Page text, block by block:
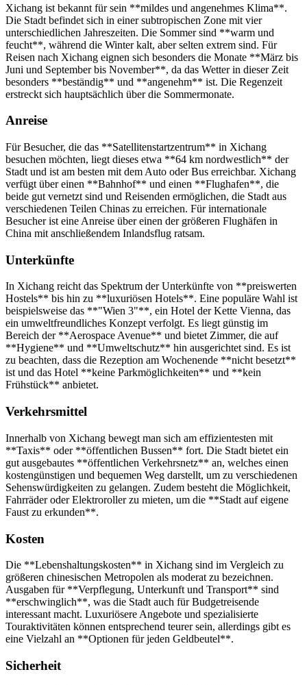
Xichang ist bekannt für sein **mildes und angenehmes Klima**.
Die Stadt befindet sich in einer subtropischen Zone mit vier
unterschiedlichen Jahreszeiten. Die Sommer sind **warm und
feucht**, während die Winter kalt, aber selten extrem sind. Für
Reisen nach Xichang eignen sich besonders die Monate **März bis
Juni und September bis November**, da das Wetter in dieser Zeit
besonders **beständig** und **angenehm** ist. Die Regenzeit
erstreckt sich hauptsächlich über die Sommermonate.
Anreise
Für Besucher, die das **Satellitenstartzentrum** in Xichang
besuchen möchten, liegt dieses etwa **64 km nordwestlich** der
Stadt und ist am besten mit dem Auto oder Bus erreichbar. Xichang
verfügt über einen **Bahnhof** und einen **Flughafen**, die
beide gut vernetzt sind und Reisenden ermöglichen, die Stadt aus
verschiedenen Teilen Chinas zu erreichen. Für internationale
Besucher ist eine Anreise über einen der größeren Flughäfen in
China mit anschließendem Inlandsflug ratsam.
Unterkünfte
In Xichang reicht das Spektrum der Unterkünfte von **preiswerten
Hostels** bis hin zu **luxuriösen Hotels**. Eine populäre Wahl ist
beispielsweise das **"Wien 3"**, ein Hotel der Kette Vienna, das
ein umweltfreundliches Konzept verfolgt. Es liegt günstig im
Bereich der **Aerospace Avenue** und bietet Zimmer, die auf
**Hygiene** und **Umweltschutz** hin ausgerichtet sind. Es ist
zu beachten, dass die Rezeption am Wochenende **nicht besetzt**
ist und das Hotel **keine Parkmöglichkeiten** und **kein
Frühstück** anbietet.
Verkehrsmittel
Innerhalb von Xichang bewegt man sich am effizientesten mit
**Taxis** oder **öffentlichen Bussen** fort. Die Stadt bietet ein
gut ausgebautes **öffentlichen Verkehrsnetz** an, welches einen
kostengünstigen und bequemen Weg darstellt, um zu verschiedenen
Sehenswürdigkeiten zu gelangen. Zudem besteht die Möglichkeit,
Fahrräder oder Elektroroller zu mieten, um die **Stadt auf eigene
Faust zu erkunden**.
Kosten
Die **Lebenshaltungskosten** in Xichang sind im Vergleich zu
größeren chinesischen Metropolen als moderat zu bezeichnen.
Ausgaben für **Verpflegung, Unterkunft und Transport** sind
**erschwinglich**, was die Stadt auch für Budgetreisende
interessant macht. Luxuriösere Angebote und spezialisierte
Touraktivitäten können entsprechend teurer sein, allerdings gibt es
eine Vielzahl an **Optionen für jeden Geldbeutel**.
Sicherheit